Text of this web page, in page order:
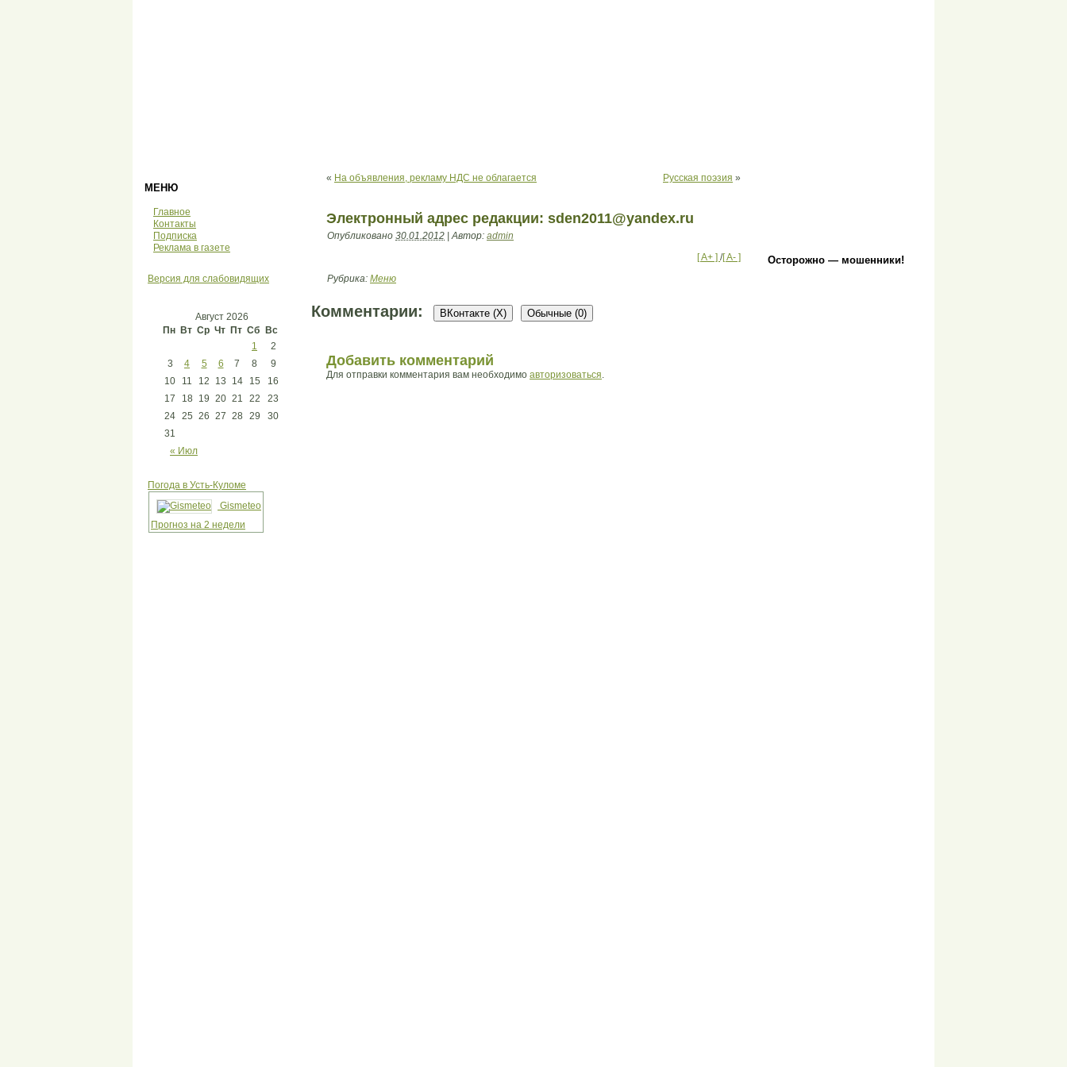
МЕНЮ
Главное
Контакты
Подписка
Реклама в газете
Версия для слабовидящих
Август 2026
Пн Вт Ср Чт Пт Сб Вс
« Июл
1
2
3
4 5 6 7 8
9
10
11 12 13 14 15
16
17
18 19 20 21 22
23
24 25 26 27 28 29
30
31
Погода в Усть-Куломе
Gismeteo
Прогноз на 2 недели
« На объявления, рекламу НДС не облагается Русская поэзия »
Электронный адрес редакции: sden2011@yandex.ru
Опубликовано 30.01.2012 |Автор: admin
[ A+ ] /[ A- ]
Рубрика: Меню
Комментарии: ВКонтакте (X) Обычные (0)
Добавить комментарий
Для отправки комментария вам необходимо авторизоваться.
Осторожно — мошенники!